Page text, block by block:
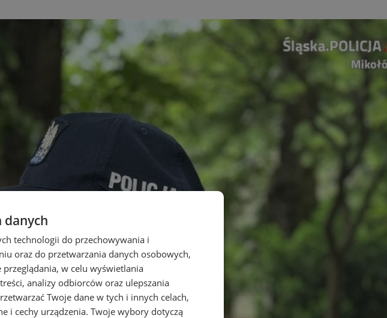
danych
technologii do przechowywania i
oraz do przetwarzania danych osobowych,
w celu wyświetlania
analizy odbiorców oraz ulepszania
Twoje dane w tych i innych celach,
i cechy urządzenia. Twoje wybory dotyczą